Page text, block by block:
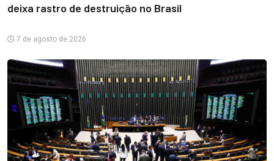
deixa rastro de destruição no Brasil
7 de agosto de 2026